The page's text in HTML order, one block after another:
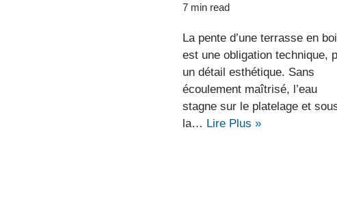
7 min read
La pente d’une terrasse en
est une obligation technique,
un détail esthétique. Sans
écoulement maîtrisé, l’eau
stagne sur le platelage et
la… Lire Plus »